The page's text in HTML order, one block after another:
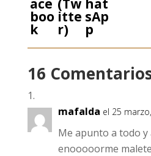
16
mafalda el 25
Me apunto a todo
enooooorme